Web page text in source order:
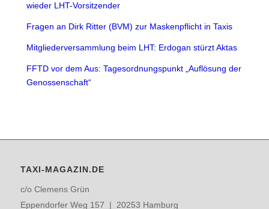
wieder LHT-Vorsitzender
Fragen an Dirk Ritter (BVM) zur Maskenpflicht in Taxis
Mitgliederversammlung beim LHT: Erdogan stürzt Aktas
FFTD vor dem Aus: Tagesordnungspunkt „Auflösung der
Genossenschaft“
TAXI-MAGAZIN.DE
c/o Clemens Grün
Eppendorfer Weg 157 | 20253 Hamburg